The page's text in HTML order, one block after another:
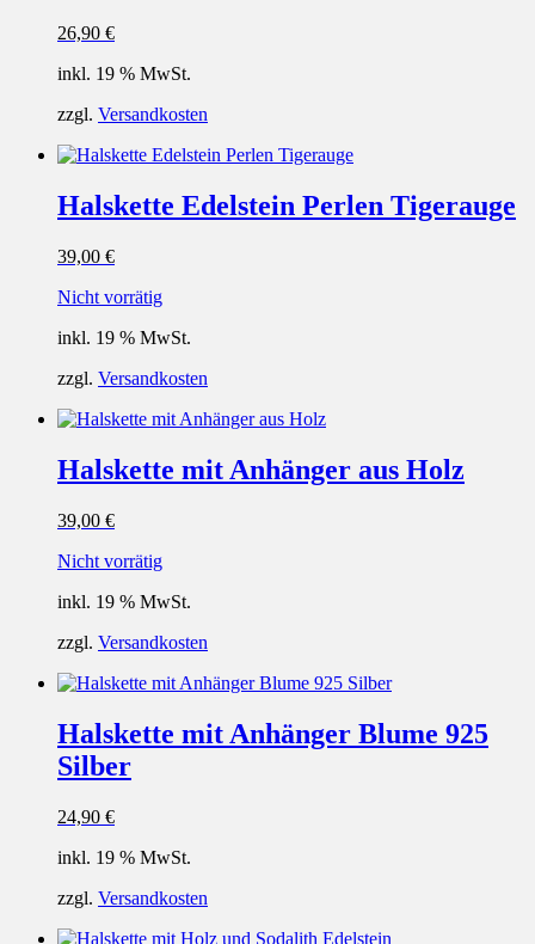
26,90 €
inkl. 19 % MwSt.
zzgl. Versandkosten
Halskette Edelstein Perlen Tigerauge
39,00 €
Nicht vorrätig
inkl. 19 % MwSt.
zzgl. Versandkosten
Halskette mit Anhänger aus Holz
39,00 €
Nicht vorrätig
inkl. 19 % MwSt.
zzgl. Versandkosten
Halskette mit Anhänger Blume 925
Silber
24,90 €
inkl. 19 % MwSt.
zzgl. Versandkosten